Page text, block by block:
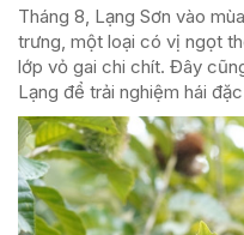
Tháng 8, Lạng Sơn vào
trưng, một loại có vị ngọt
lớp vỏ gai chi chít. Đây
Lạng để trải nghiệm hái